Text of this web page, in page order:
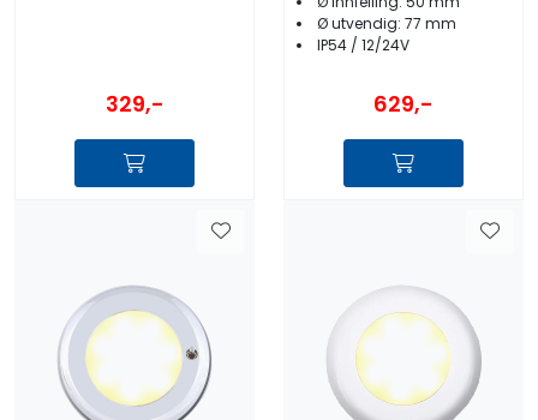
329,-
Ø utvendig: 77 mm
IP54 / 12/24V
629,-